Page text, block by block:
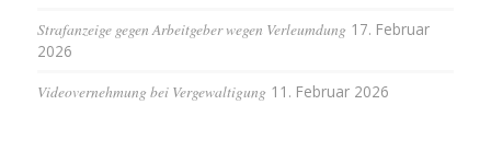
Strafanzeige gegen Arbeitgeber wegen Verleumdung 17. Februar
2026
Videovernehmung bei Vergewaltigung 11. Februar 2026